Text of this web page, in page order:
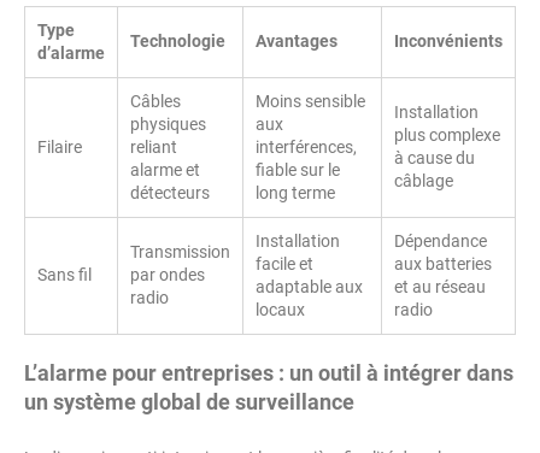
Type
d’alarme
Technologie Avantages Inconvénients
Filaire
Câbles
physiques
reliant
alarme et
détecteurs
Moins sensible
aux
interférences,
fiable sur le
long terme
Installation
plus complexe
à cause du
câblage
Sans fil
Transmission
par ondes
radio
Installation
facile et
adaptable aux
locaux
Dépendance
aux batteries
et au réseau
radio
L’alarme pour entreprises : un outil à intégrer dans
un système global de surveillance